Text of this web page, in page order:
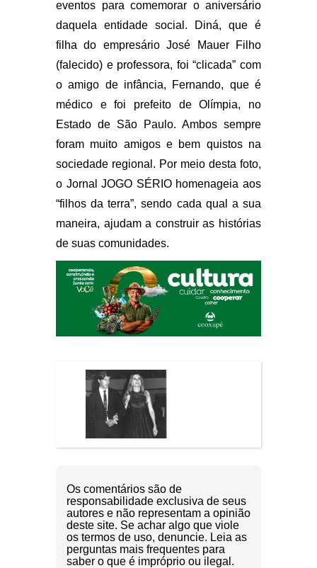
eventos para comemorar o aniversário
daquela entidade social. Diná, que é
filha do empresário José Mauer Filho
(falecido) e professora, foi “clicada” com
o amigo de infância, Fernando, que é
médico e foi prefeito de Olímpia, no
Estado de São Paulo. Ambos sempre
foram muito amigos e bem quistos na
sociedade regional. Por meio desta foto,
o Jornal JOGO SÉRIO homenageia aos
“filhos da terra”, sendo cada qual a sua
maneira, ajudam a construir as histórias
de suas comunidades.
Os comentários são de
responsabilidade exclusiva de seus
autores e não representam a opinião
deste site. Se achar algo que viole
os termos de uso, denuncie. Leia as
perguntas mais frequentes para
saber o que é impróprio ou ilegal.